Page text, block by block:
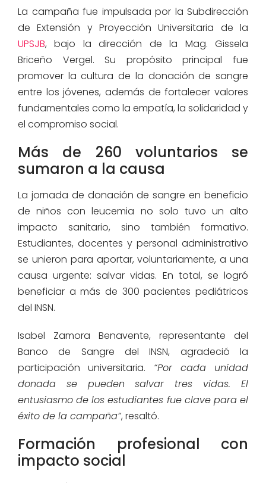
La campaña fue impulsada por la Subdirección
de Extensión y Proyección Universitaria de la
UPSJB, bajo la dirección de la Mag. Gissela
Briceño Vergel. Su propósito principal fue
promover la cultura de la donación de sangre
entre los jóvenes, además de fortalecer valores
fundamentales como la empatía, la solidaridad y
el compromiso social.
Más de 260 voluntarios se
sumaron a la causa
La jornada de donación de sangre en beneficio
de niños con leucemia no solo tuvo un alto
impacto sanitario, sino también formativo.
Estudiantes, docentes y personal administrativo
se unieron para aportar, voluntariamente, a una
causa urgente: salvar vidas. En total, se logró
beneficiar a más de 300 pacientes pediátricos
del INSN.
Isabel Zamora Benavente, representante del
Banco de Sangre del INSN, agradeció la
participación universitaria. “Por cada unidad
donada se pueden salvar tres vidas. El
entusiasmo de los estudiantes fue clave para el
éxito de la campaña”, resaltó.
Formación profesional con
impacto social